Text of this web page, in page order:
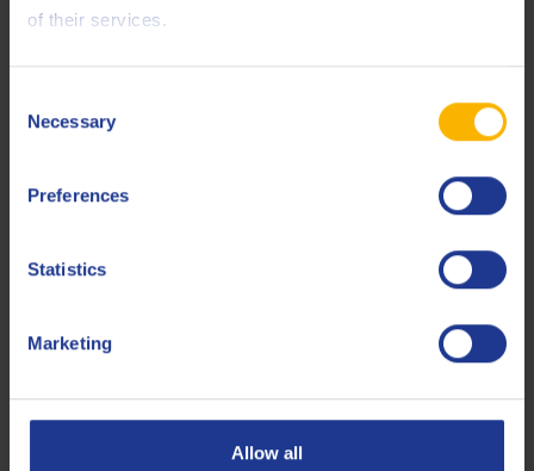
of their services.
Selection
Necessary
Preferences
Statistics
Marketing
Allow all
MTU
Renault
Scania